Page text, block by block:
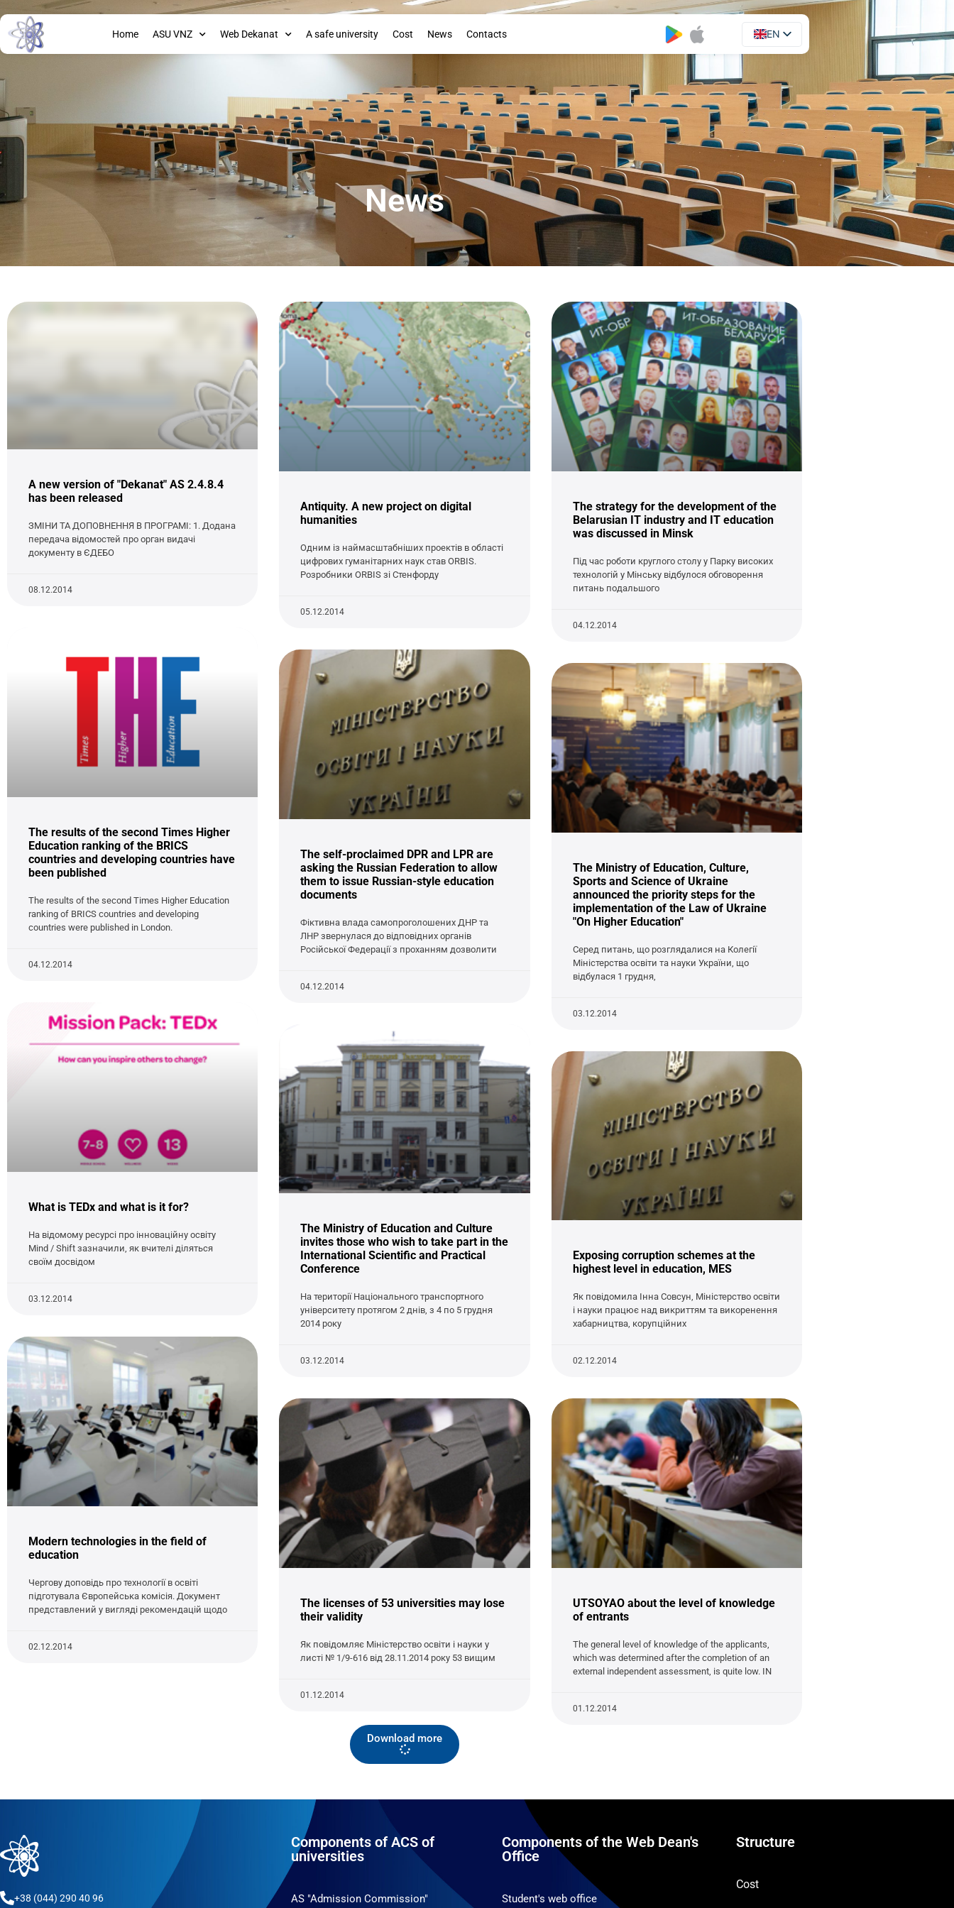
Home ASU VNZ Web Dekanat A safe university Cost News Contacts
EN
UA
News
A new version of "Dekanat" AS 2.4.8.4
has been released
ЗМІНИ ТА ДОПОВНЕННЯ В ПРОГРАМІ: 1. Додана
передача відомостей про орган видачі
документу в ЄДЕБО
08.12.2014
Antiquity. A new project on digital
humanities
Одним із наймасштабніших проектів в області
цифрових гуманітарних наук став ORBIS.
Розробники ORBIS зі Стенфорду
05.12.2014
The strategy for the development of the
Belarusian IT industry and IT education
was discussed in Minsk
Під час роботи круглого столу у Парку високих
технологій у Мінську відбулося обговорення
питань подальшого
04.12.2014
The results of the second Times Higher
Education ranking of the BRICS
countries and developing countries have
been published
The results of the second Times Higher Education
ranking of BRICS countries and developing
countries were published in London.
04.12.2014
The self-proclaimed DPR and LPR are
asking the Russian Federation to allow
them to issue Russian-style education
documents
Фіктивна влада самопроголошених ДНР та
ЛНР звернулася до відповідних органів
Російської Федерації з проханням дозволити
04.12.2014
The Ministry of Education, Culture,
Sports and Science of Ukraine
announced the priority steps for the
implementation of the Law of Ukraine
"On Higher Education"
Серед питань, що розглядалися на Колегії
Міністерства освіти та науки України, що
відбулася 1 грудня,
03.12.2014
What is TEDx and what is it for?
На відомому ресурсі про інноваційну освіту
Mind / Shift зазначили, як вчителі діляться
своїм досвідом
03.12.2014
The Ministry of Education and Culture
invites those who wish to take part in the
International Scientific and Practical
Conference
На території Національного транспортного
університету протягом 2 днів, з 4 по 5 грудня
2014 року
03.12.2014
Exposing corruption schemes at the
highest level in education, MES
Як повідомила Інна Совсун, Міністерство освіти
і науки працює над викриттям та викоренення
хабарництва, корупційних
02.12.2014
Modern technologies in the field of
education
Чергову доповідь про технології в освіті
підготувала Європейська комісія. Документ
представлений у вигляді рекомендацій щодо
02.12.2014
The licenses of 53 universities may lose
their validity
Як повідомляє Міністерство освіти і науки у
листі № 1/9-616 від 28.11.2014 року 53 вищим
01.12.2014
UTSOYAO about the level of knowledge
of entrants
The general level of knowledge of the applicants,
which was determined after the completion of an
external independent assessment, is quite low. IN
01.12.2014
Download more
+38 (044) 290 40 96
Components of ACS of
universities
AS "Admission Commission"
Components of the Web Dean's
Office
Student's web office
Structure
Cost